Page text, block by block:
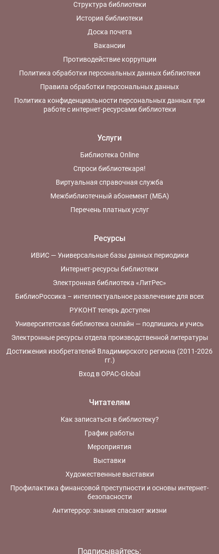
Структура библиотеки
История библиотеки
Доска почета
Вакансии
Противодействие коррупции
Политика обработки персональных данных библиотеки
Правила обработки персональных данных
Политика конфиденциальности персональных данных при
работе с интернет-ресурсами библиотеки
Услуги
Библиотека Online
Спроси библиотекаря!
Виртуальная справочная служба
Межбиблиотечный абонемент (МБА)
Перечень платных услуг
Ресурсы
ИВИС — Универсальные базы данных периодики
Интернет-ресурсы библиотеки
Электронная библиотека «ЛитРес»
БиблиоРоссика – интеллектуальное развлечение для всех
РУКОНТ теперь доступен
Университетская библиотека онлайн — подпишись и учись
Электронные ресурсы отдела производственной литературы
Достижения изобретателей Владимирского региона (2011-2026
гг.)
Вход в OPAC-Global
Читателям
Как записаться в библиотеку?
График работы
Мероприятия
Выставки
Художественные выставки
Профилактика финансовой преступности и основы интернет-
безопасности
Антитеррор: знания спасают жизни
Подписывайтесь: